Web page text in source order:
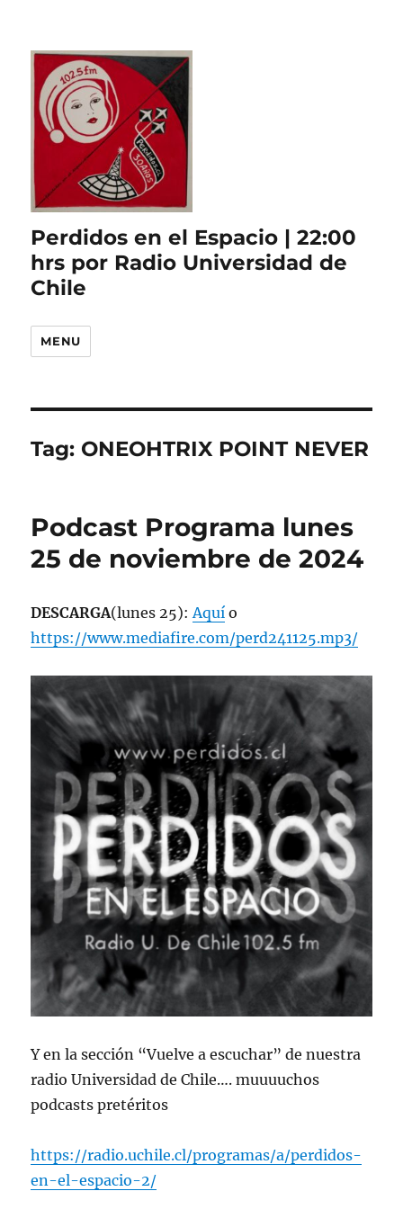
Perdidos en el Espacio | 22:00
hrs por Radio Universidad de
Chile
MENU
Tag: ONEOHTRIX POINT NEVER
Podcast Programa lunes
25 de noviembre de 2024
DESCARGA(lunes 25):Aquí o
https://www.mediafire.com/perd241125.mp3/
Y en la sección “Vuelve a escuchar” de nuestra
radio Universidad de Chile…. muuuuchos
podcasts pretéritos
https://radio.uchile.cl/programas/a/perdidos-
en-el-espacio-2/